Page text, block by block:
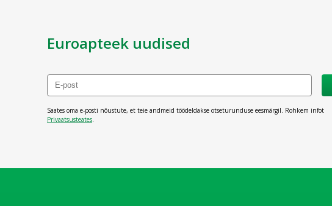
Euroapteek uudised
Saates oma e-posti nõustute, et teie andmeid töödeldakse otseturunduse eesmärgil. Rohkem infot
Privaatsusteates